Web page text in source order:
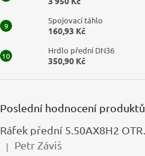
Spojovací táhlo
160,93 Kč
Hrdlo přední DN36
350,90 Kč
Poslední hodnocení produktů
Hodnocení produktu je 5 z 5 hvězdiček.
| Petr Záviš